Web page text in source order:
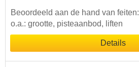
Beoordeeld aan de hand van feiten:
o.a.: grootte, pisteaanbod, liften
Details